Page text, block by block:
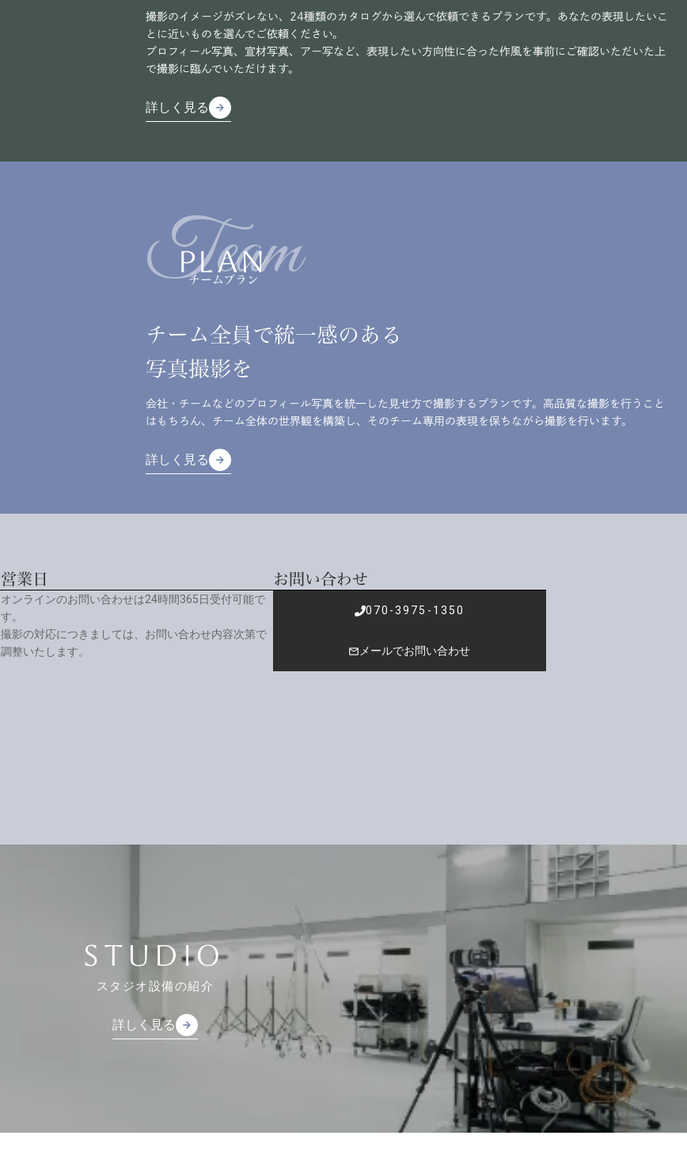
撮影のイメージがズレない、24種類のカタログから選んで依頼できるプランです。あなたの表現したいこ
とに近いものを選んでご依頼ください。
プロフィール写真、宣材写真、アー写など、表現したい方向性に合った作風を事前にご確認いただいた上
で撮影に臨んでいただけます。
詳しく見る
詳しく見る
arrow_forward
arrow_forward
Team
PLAN
チームプラン
チーム全員で統一感のある
写真撮影を
会社・チームなどのプロフィール写真を統一した見せ方で撮影するプランです。高品質な撮影を行うこと
はもちろん、チーム全体の世界観を構築し、そのチーム専用の表現を保ちながら撮影を行います。
詳しく見る
詳しく見る
arrow_forward
arrow_forward
営業日
オンラインのお問い合わせは24時間365日受付可能で
す。
撮影の対応につきましては、お問い合わせ内容次第で
調整いたします。
お問い合わせ
070-3975-1350
mail_outline メールでお問い合わせ
STUDIO
スタジオ設備の紹介
詳しく見る
詳しく見る
arrow_forward
arrow_forward